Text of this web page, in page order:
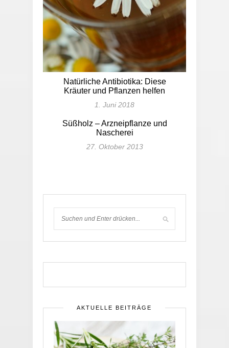
Natürliche Antibiotika: Diese
Kräuter und Pflanzen helfen
1. Juni 2018
Süßholz – Arzneipflanze und
Nascherei
27. Oktober 2013
AKTUELLE BEITRÄGE